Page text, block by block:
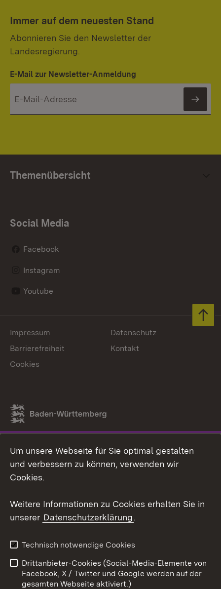
Immer auf dem neuesten Stand
Abonnieren Sie den Newsletter der
Landesregierung.
E-Mail zur Newsletter-Anmeldung
Themenübersicht
Social Media
Facebook
Instagram
Youtube
Link zum Landesportal
Impressum
Datenschutz
Barrierefreiheit
Kontakt
Cookies
Um unsere Webseite für Sie optimal gestalten
und verbessern zu können, verwenden wir
Cookies.
Weitere Informationen zu Cookies erhalten Sie in
unserer Datenschutzerklärung.
Technisch notwendige Cookies
Drittanbieter-Cookies (Social-Media-Elemente von
Facebook, X / Twitter und Google werden auf der
gesamten Webseite aktiviert.)